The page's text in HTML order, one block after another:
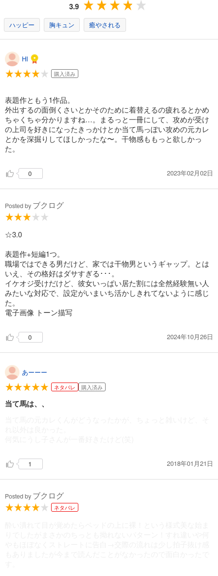
3.9
ハッピー 胸キュン 癒やされる
HI
購入済み
表題作ともう1作品。
外出するの面倒くさいとかそのために着替えるの疲れるとかめ
ちゃくちゃ分かりますね…。まるっと一冊にして、攻めが受け
の上司を好きになったきっかけとか当て馬っぽい攻めの元カレ
とかを深掘りしてほしかったな〜。干物感ももっと欲しかっ
た。
0 2023年02月02日
Posted by ブクログ
☆3.0
表題作+短編1つ。
職場ではできる男だけど、家では干物男というギャップ。とは
いえ、その格好はダサすぎる･･･。
イケオジ受けだけど、彼女いっぱい居た割には全然経験無い人
みたいな対応で、設定がいまいち活かしきれてないように感じ
た。
電子画像 トーン描写
0 2024年10月26日
あーーー
ネタバレ 購入済み
当て馬は、、
1 2018年01月21日
Posted by ブクログ
ネタバレ